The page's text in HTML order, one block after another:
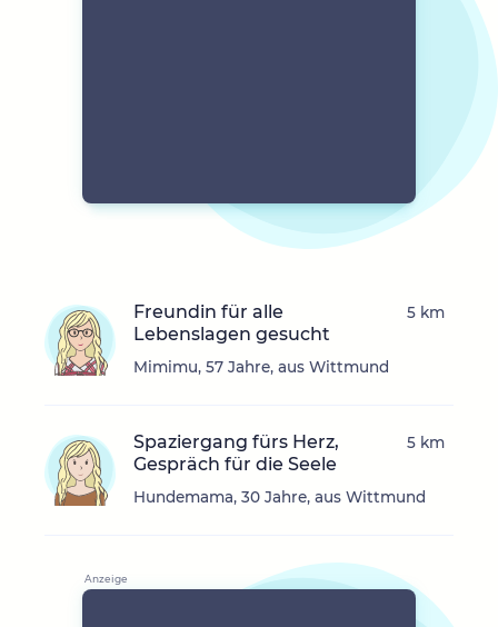
Freundin für alle
Lebenslagen gesucht
Mimimu, 57 Jahre, aus Wittmund
5 km
Spaziergang fürs Herz,
Gespräch für die Seele
Hundemama, 30 Jahre, aus Wittmund
5 km